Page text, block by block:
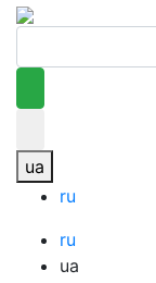
ua
ru
ru
ua